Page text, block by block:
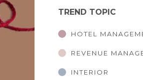
TREND TOPIC
HOTEL
REVENUE
INTERIOR